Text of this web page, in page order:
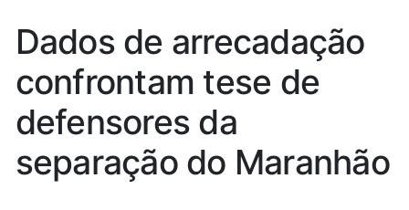
de
enfermeiros”
escalas
de
enfermeiros
Dados de arrecadação
confrontam tese de
defensores da
separação do Maranhão